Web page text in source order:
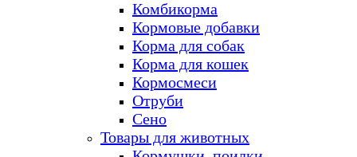
Комбикорма
Кормовые добавки
Корма для собак
Корма для кошек
Кормосмеси
Отруби
Сено
Товары для животных